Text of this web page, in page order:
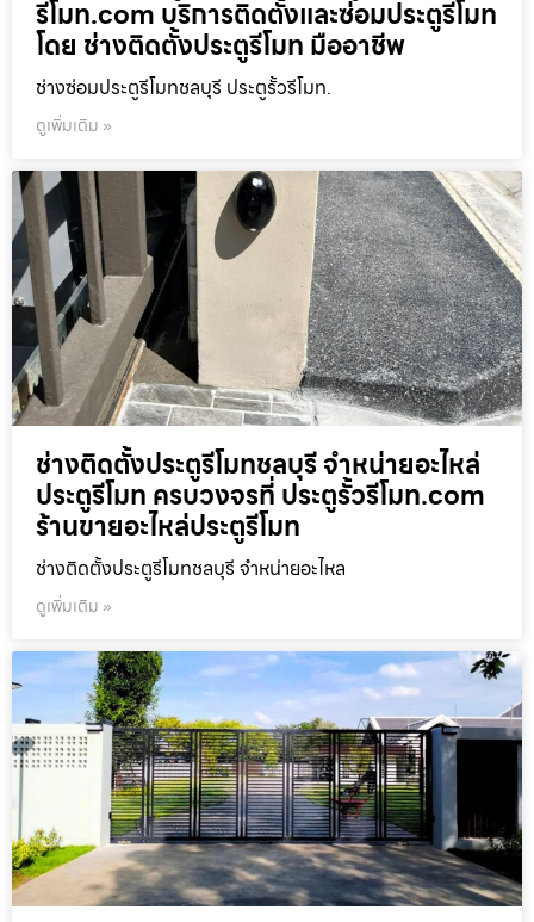
รีโมท.com บริการติดตั้งและซ่อมประตูรีโมท
โดย ช่างติดตั้งประตูรีโมท มืออาชีพ
ช่างซ่อมประตูรีโมทชลบุรี ประตูรั้วรีโมท.
ดูเพิ่มเติม »
ช่างติดตั้งประตูรีโมทชลบุรี จำหน่ายอะไหล่
ประตูรีโมท ครบวงจรที่ ประตูรั้วรีโมท.com
ร้านขายอะไหล่ประตูรีโมท
ช่างติดตั้งประตูรีโมทชลบุรี จำหน่ายอะไหล
ดูเพิ่มเติม »